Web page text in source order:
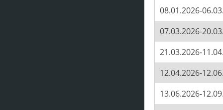
08.01.2026-
07.03.2026-
21.03.2026-
12.04.2026-
13.06.2026-